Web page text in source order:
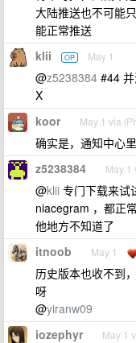
大陆推送也不可能
能正常推送
klii OP May 1
@z5238384 #44
X
koor May 1 via
确实是，通知中心
z5238384 May 1
@klii 专门下载来试
niacegram ，都正
他地方不知道了
itnoob May 1
历史版本也收不到
呀
@yiranw09
iozephyr May 1